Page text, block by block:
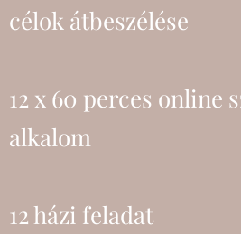
célok átbeszélése
12 x 60 perces online
alkalom
12 házi feladat